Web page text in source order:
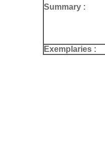
Summary :
Exemplaries :